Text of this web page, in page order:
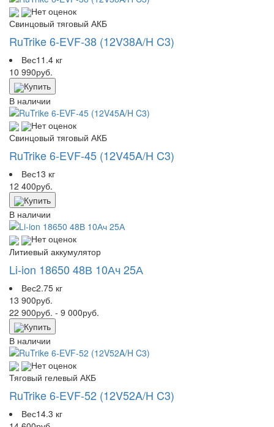
Нет оценок
Свинцовый тяговый АКБ
RuTrike 6-EVF-38 (12V38A/H C3)
Вес11.4 кг
10 990руб.
Купить
В наличии
Нет оценок
Свинцовый тяговый АКБ
RuTrike 6-EVF-45 (12V45A/H C3)
Вес13 кг
12 400руб.
Купить
В наличии
Нет оценок
Литиевый аккумулятор
Li-ion 18650 48В 10Ач 25А
Вес2.75 кг
13 900руб.
22 900руб. - 9 000руб.
Купить
В наличии
Нет оценок
Тяговый гелевый АКБ
RuTrike 6-EVF-52 (12V52A/H C3)
Вес14.3 кг